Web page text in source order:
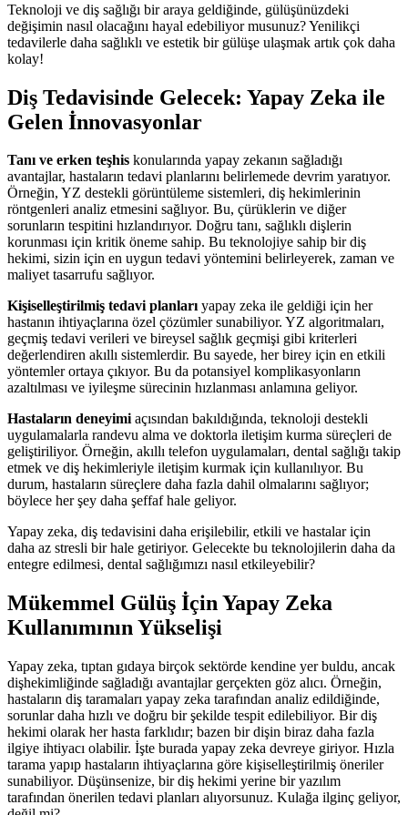
Teknoloji ve diş sağlığı bir araya geldiğinde, gülüşünüzdeki
değişimin nasıl olacağını hayal edebiliyor musunuz? Yenilikçi
tedavilerle daha sağlıklı ve estetik bir gülüşe ulaşmak artık çok daha
kolay!
Diş Tedavisinde Gelecek: Yapay Zeka ile
Gelen İnnovasyonlar
Tanı ve erken teşhis konularında yapay zekanın sağladığı
avantajlar, hastaların tedavi planlarını belirlemede devrim yaratıyor.
Örneğin, YZ destekli görüntüleme sistemleri, diş hekimlerinin
röntgenleri analiz etmesini sağlıyor. Bu, çürüklerin ve diğer
sorunların tespitini hızlandırıyor. Doğru tanı, sağlıklı dişlerin
korunması için kritik öneme sahip. Bu teknolojiye sahip bir diş
hekimi, sizin için en uygun tedavi yöntemini belirleyerek, zaman ve
maliyet tasarrufu sağlıyor.
Kişiselleştirilmiş tedavi planlarıyapay zeka ile geldiği için her
hastanın ihtiyaçlarına özel çözümler sunabiliyor. YZ algoritmaları,
geçmiş tedavi verileri ve bireysel sağlık geçmişi gibi kriterleri
değerlendiren akıllı sistemlerdir. Bu sayede, her birey için en etkili
yöntemler ortaya çıkıyor. Bu da potansiyel komplikasyonların
azaltılması ve iyileşme sürecinin hızlanması anlamına geliyor.
Hastaların deneyimiaçısından bakıldığında, teknoloji destekli
uygulamalarla randevu alma ve doktorla iletişim kurma süreçleri de
geliştiriliyor. Örneğin, akıllı telefon uygulamaları, dental sağlığı takip
etmek ve diş hekimleriyle iletişim kurmak için kullanılıyor. Bu
durum, hastaların süreçlere daha fazla dahil olmalarını sağlıyor;
böylece her şey daha şeffaf hale geliyor.
Yapay zeka, diş tedavisini daha erişilebilir, etkili ve hastalar için
daha az stresli bir hale getiriyor. Gelecekte bu teknolojilerin daha da
entegre edilmesi, dental sağlığımızı nasıl etkileyebilir?
Mükemmel Gülüş İçin Yapay Zeka
Kullanımının Yükselişi
Yapay zeka, tıptan gıdaya birçok sektörde kendine yer buldu, ancak
dişhekimliğinde sağladığı avantajlar gerçekten göz alıcı. Örneğin,
hastaların diş taramaları yapay zeka tarafından analiz edildiğinde,
sorunlar daha hızlı ve doğru bir şekilde tespit edilebiliyor. Bir diş
hekimi olarak her hasta farklıdır; bazen bir dişin biraz daha fazla
ilgiye ihtiyacı olabilir. İşte burada yapay zeka devreye giriyor. Hızla
tarama yapıp hastaların ihtiyaçlarına göre kişiselleştirilmiş öneriler
sunabiliyor. Düşünsenize, bir diş hekimi yerine bir yazılım
tarafından önerilen tedavi planları alıyorsunuz. Kulağa ilginç geliyor,